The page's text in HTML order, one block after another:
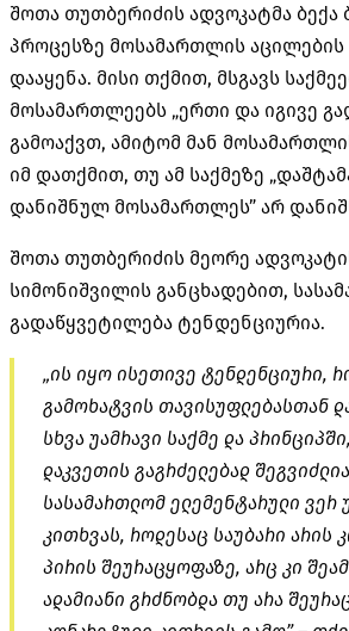
შოთა თუთბერიძის ადვოკატმა ბექა
პროცესზე მოსამართლის
დააყენა. მისი თქმით, მსგავს
მოსამართლეებს „ერთი და იგივე
გამოაქვთ, ამიტომ მან
იმ დათქმით, თუ ამ საქმეზე
დანიშნულ მოსამართლეს” არ
შოთა თუთბერიძის მეორე
სიმონიშვილის განცხადებით,
გადაწყვეტილება ტენდენციურია.
„ის იყო ისეთივე ტენდენციური,
გამოხატვის თავისუფლებასთან
სხვა უამრავი საქმე და
დაკვეთის გაგრძელებად
სასამართლომ ელემენტარული ვერ
კითხვას, როდესაც საუბარი არის
პირის შეურაცყოფაზე, არც კი
ადამიანი გრძნობდა თუ არა